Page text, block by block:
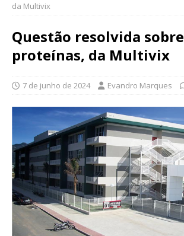
da Multivix
Questão resolvida sobre
proteínas, da Multivix
7 de junho de 2024 Evandro Marques